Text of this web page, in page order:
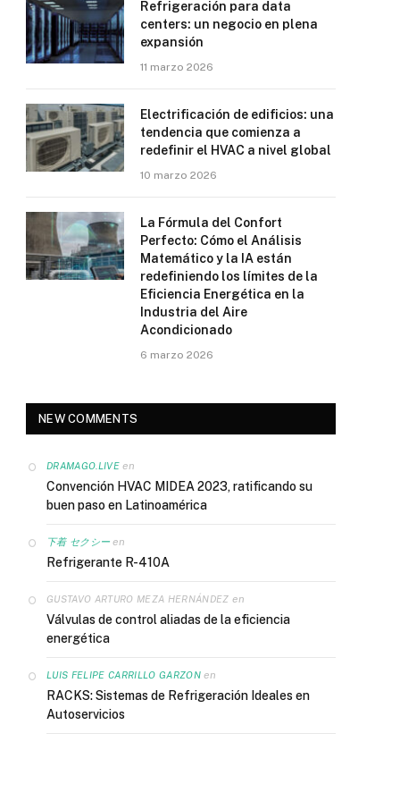
Refrigeración para data
centers: un negocio en plena
expansión
11 marzo 2026
Electrificación de edificios: una
tendencia que comienza a
redefinir el HVAC a nivel global
10 marzo 2026
La Fórmula del Confort
Perfecto: Cómo el Análisis
Matemático y la IA están
redefiniendo los límites de la
Eficiencia Energética en la
Industria del Aire
Acondicionado
6 marzo 2026
NEW COMMENTS
DRAMAGO.LIVEen
Convención HVAC MIDEA 2023, ratificando su
buen paso en Latinoamérica
下着 セクシー en
Refrigerante R-410A
GUSTAVO ARTURO MEZA HERNÁNDEZ en
Válvulas de control aliadas de la eficiencia
energética
LUIS FELIPE CARRILLO GARZONen
RACKS: Sistemas de Refrigeración Ideales en
Autoservicios